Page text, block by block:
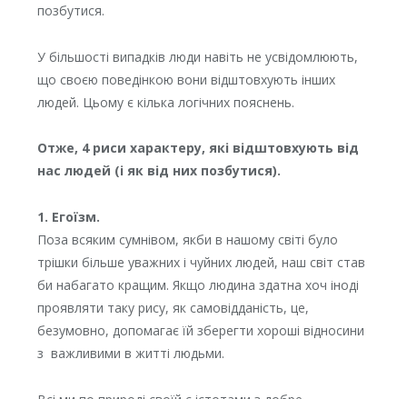
позбутися.
У більшості випадків люди навіть не усвідомлюють,
що своєю поведінкою вони відштовхують інших
людей. Цьому є кілька логічних пояснень.
Отже, 4 риси характеру, які відштовхують від
нас людей (і як від них позбутися).
1. Егоїзм.
Поза всяким сумнівом, якби в нашому світі було
трішки більше уважних і чуйних людей, наш світ став
би набагато кращим. Якщо людина здатна хоч іноді
проявляти таку рису, як самовідданість, це,
безумовно, допомагає їй зберегти хороші відносини
з важливими в житті людьми.